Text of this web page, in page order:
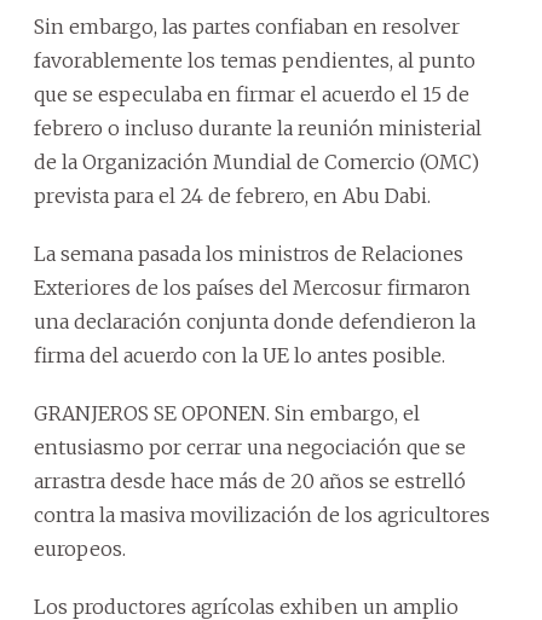
Sin embargo, las partes confiaban en resolver
favorablemente los temas pendientes, al punto
que se especulaba en firmar el acuerdo el 15 de
febrero o incluso durante la reunión ministerial
de la Organización Mundial de Comercio (OMC)
prevista para el 24 de febrero, en Abu Dabi.
La semana pasada los ministros de Relaciones
Exteriores de los países del Mercosur firmaron
una declaración conjunta donde defendieron la
firma del acuerdo con la UE lo antes posible.
GRANJEROS SE OPONEN. Sin embargo, el
entusiasmo por cerrar una negociación que se
arrastra desde hace más de 20 años se estrelló
contra la masiva movilización de los agricultores
europeos.
Los productores agrícolas exhiben un amplio